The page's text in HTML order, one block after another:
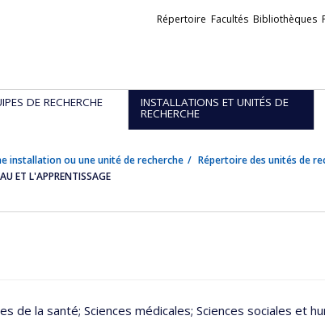
Liens
Répertoire Facultés Bibliothèques
DE RECHERCHE INSTALLATIONS ET UNITÉS DE
RECHERCHE
installation ou une unité de recherche
Répertoire des unités de
ET L'APPRENTISSAGE
de la santé; Sciences médicales; Sciences sociales et